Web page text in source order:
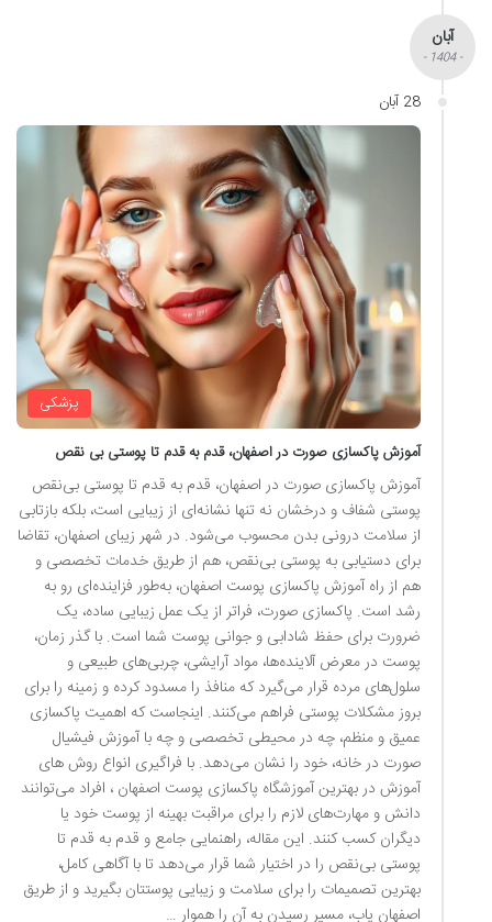
آبان
- 1404 -
28 آبان
پزشکی
آموزش پاکسازی صورت در اصفهان، قدم به قدم تا پوستی بی نقص
آموزش پاکسازی صورت در اصفهان، قدم به قدم تا پوستی بی‌نقص
پوستی شفاف و درخشان نه تنها نشانه‌ای از زیبایی است، بلکه بازتابی
از سلامت درونی بدن محسوب می‌شود. در شهر زیبای اصفهان، تقاضا
برای دستیابی به پوستی بی‌نقص، هم از طریق خدمات تخصصی و
هم از راه آموزش پاکسازی پوست اصفهان، به‌طور فزاینده‌ای رو به
رشد است. پاکسازی صورت، فراتر از یک عمل زیبایی ساده، یک
ضرورت برای حفظ شادابی و جوانی پوست شما است. با گذر زمان،
پوست در معرض آلاینده‌ها، مواد آرایشی، چربی‌های طبیعی و
سلول‌های مرده قرار می‌گیرد که منافذ را مسدود کرده و زمینه را برای
بروز مشکلات پوستی فراهم می‌کنند. اینجاست که اهمیت پاکسازی
عمیق و منظم، چه در محیطی تخصصی و چه با آموزش فیشیال
صورت در خانه، خود را نشان می‌دهد. با فراگیری انواع روش های
آموزش در بهترین آموزشگاه پاکسازی پوست اصفهان ، افراد می‌توانند
دانش و مهارت‌های لازم را برای مراقبت بهینه از پوست خود یا
دیگران کسب کنند. این مقاله، راهنمایی جامع و قدم به قدم تا
پوستی بی‌نقص را در اختیار شما قرار می‌دهد تا با آگاهی کامل،
بهترین تصمیمات را برای سلامت و زیبایی پوستتان بگیرید و از طریق
اصفهان یاب، مسیر رسیدن به آن را هموار …